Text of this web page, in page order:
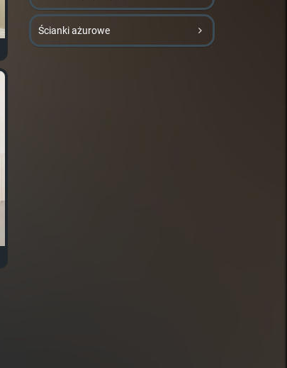
Ścianki ażurowe